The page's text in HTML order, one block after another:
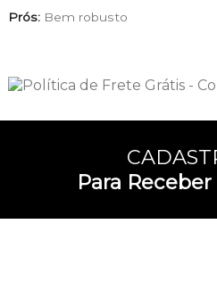
Prós: Bem robusto
Para